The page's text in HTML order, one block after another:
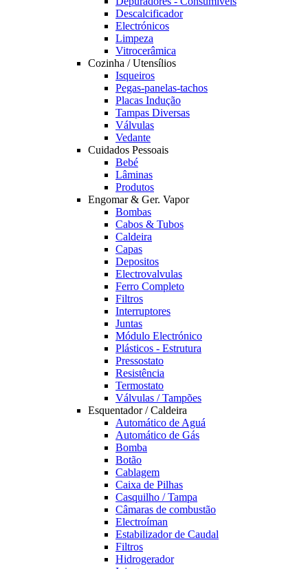
Descalcificador
Electrónicos
Limpeza
Vitrocerâmica
Cozinha / Utensílios
Isqueiros
Pegas-panelas-tachos
Placas Indução
Tampas Diversas
Válvulas
Vedante
Cuidados Pessoais
Bebé
Lâminas
Produtos
Engomar & Ger. Vapor
Bombas
Cabos & Tubos
Caldeira
Capas
Depositos
Electrovalvulas
Ferro Completo
Filtros
Interruptores
Juntas
Módulo Electrónico
Plásticos - Estrutura
Pressostato
Resistência
Termostato
Válvulas / Tampões
Esquentador / Caldeira
Automático de Aguá
Automático de Gás
Bomba
Botão
Cablagem
Caixa de Pilhas
Casquilho / Tampa
Câmaras de combustão
Electroíman
Estabilizador de Caudal
Filtros
Hidrogerador